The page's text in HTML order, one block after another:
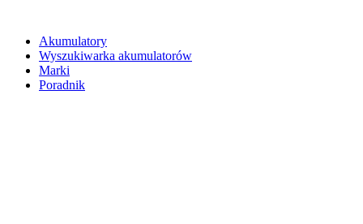
Akumulatory
Wyszukiwarka akumulatorów
Marki
Poradnik